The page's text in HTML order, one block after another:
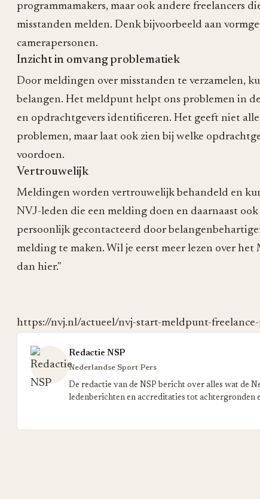
programmamakers, maar ook andere freelancers
misstanden melden. Denk bijvoorbeeld aan
camerapersonen.
Inzicht in omvang problematiek
Door meldingen over misstanden te verzamelen,
belangen. Het meldpunt helpt ons problemen in
en opdrachtgevers identificeren. Het geeft niet
problemen, maar laat ook zien bij welke
voordoen.
Vertrouwelijk
Meldingen worden vertrouwelijk behandeld en
NVJ-leden die een melding doen en daarnaast
persoonlijk gecontacteerd door
melding te maken. Wil je eerst meer lezen over
dan hier."
https://nvj.nl/actueel/nvj-start-meldpunt-
Redactie NSP
Nederlandse Sport Pers
De redactie van de NSP bericht over alles wat de
ledenberichten en accreditaties tot achtergronden